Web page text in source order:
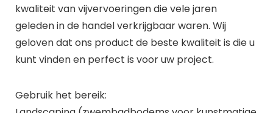
kwaliteit van vijvervoeringen die vele jaren
geleden in de handel verkrijgbaar waren. Wij
geloven dat ons product de beste kwaliteit is die u
kunt vinden en perfect is voor uw project.
Gebruik het bereik: